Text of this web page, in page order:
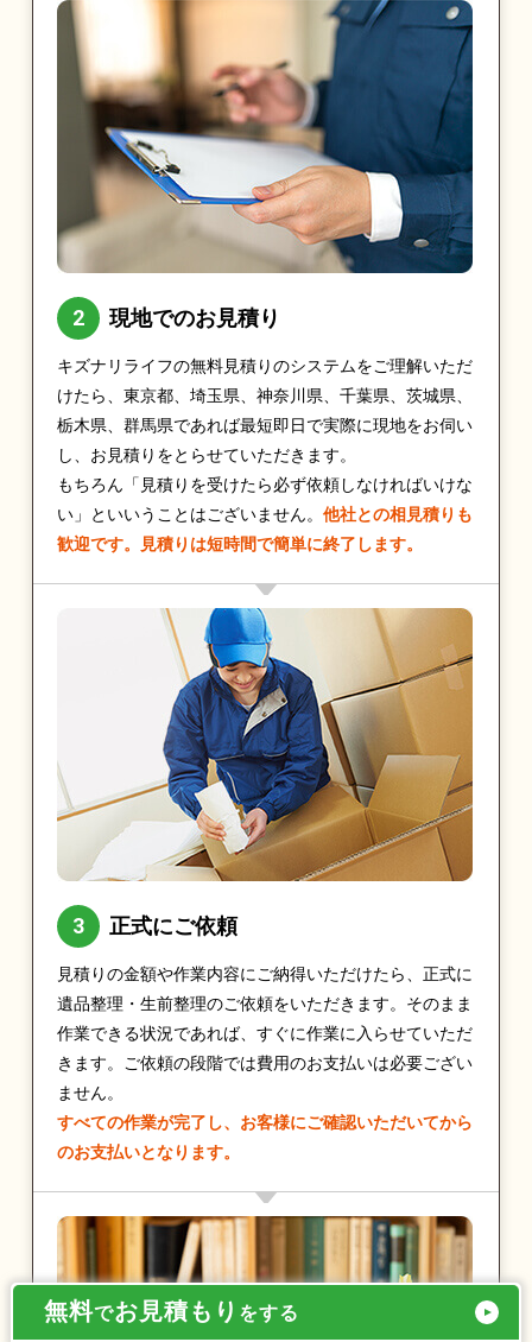
現地でのお見積り
キズナリライフの無料見積りのシステムをご理解いただ
けたら、東京都、埼玉県、神奈川県、千葉県、茨城県、
栃木県、群馬県であれば最短即日で実際に現地をお伺い
し、お見積りをとらせていただきます。
もちろん「見積りを受けたら必ず依頼しなければいけな
い」といいうことはございません。 他社との相見積りも
歓迎です。見積りは短時間で簡単に終了します。
正式にご依頼
見積りの金額や作業内容にご納得いただけたら、正式に
遺品整理・生前整理のご依頼をいただきます。そのまま
作業できる状況であれば、すぐに作業に入らせていただ
きます。ご依頼の段階では費用のお支払いは必要ござい
ません。
すべての作業が完了し、お客様にご確認いただいてから
のお支払いとなります。
無料でお見積もり をする